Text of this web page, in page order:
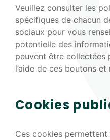
Veuillez consulter les
spécifiques de chacun
sociaux pour vous
potentielle des
peuvent être collectées
l’aide de ces boutons et
Cookies
Ces cookies